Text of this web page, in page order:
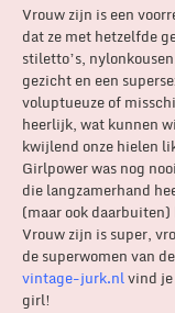
Vrouw zijn is een
dat ze met hetzelfde
stiletto’s,
gezicht en een
voluptueuze of
heerlijk, wat kunnen
kwijlend onze hielen
Girlpower was nog
die langzamerhand
(maar ook
Vrouw zijn is super,
de superwomen van de
vintage-jurk.nlvind
girl!